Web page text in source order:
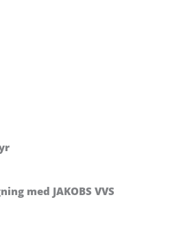
med JAKOBS VVS